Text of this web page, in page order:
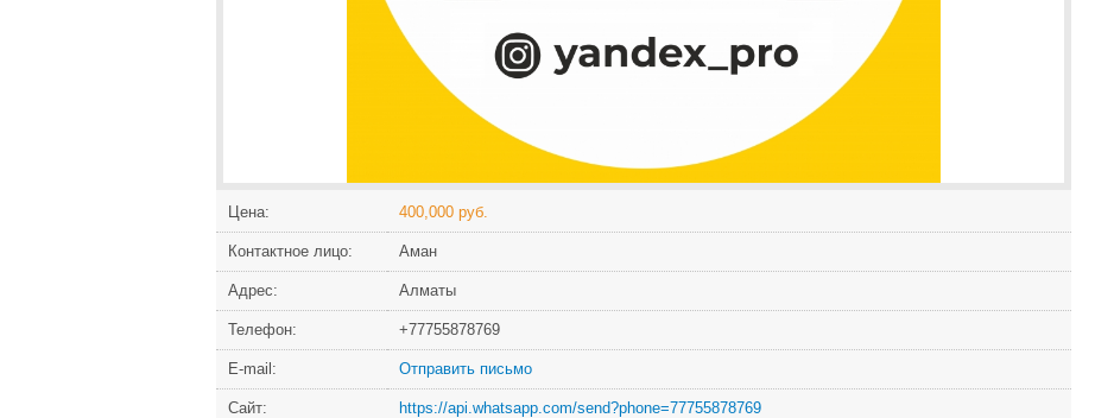
Цена: 400,000 руб.
Контактное лицо: Аман
Адрес: Алматы
Телефон: +77755878769
Е-mail: Отправить письмо
Сайт: https://api.whatsapp.com/send?phone=77755878769